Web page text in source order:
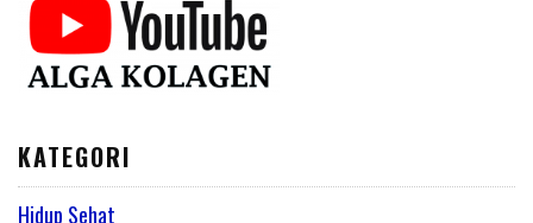
KATEGORI
Hidup Sehat